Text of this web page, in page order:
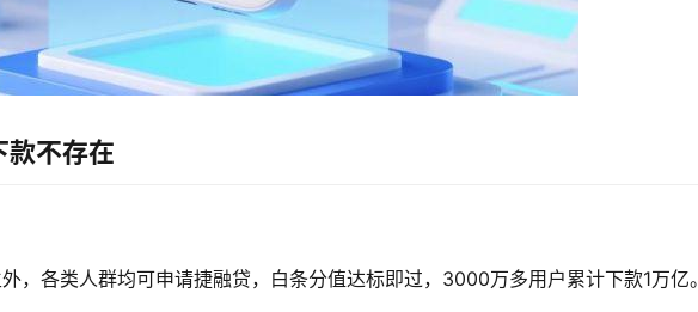
款不存在
，各类人群均可申请捷融贷，白条分值达标即过，3000万多用户累计下款1万亿。